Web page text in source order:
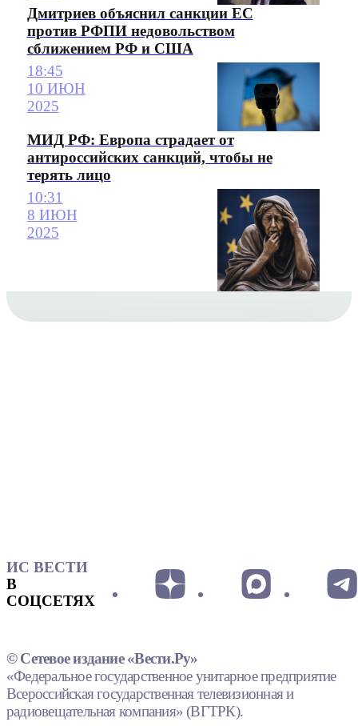
Дмитриев объяснил санкции ЕС
против РФПИ недовольством
сближением РФ и США
18:45
10 ИЮН
2025
МИД РФ: Европа страдает от
антироссийских санкций, чтобы не
терять лицо
10:31
8 ИЮН
2025
ИС ВЕСТИ
В
СОЦСЕТЯХ
© Сетевое издание «Вести.Ру»
«Федеральное государственное унитарное предприятие
Всероссийская государственная телевизионная и
радиовещательная компания» (ВГТРК).